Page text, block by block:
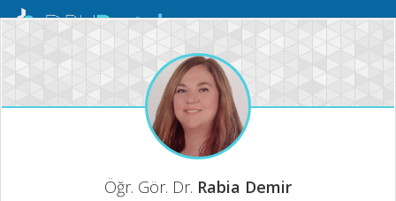
Mobil
Öğr. Gör. Dr. Rabia Demir